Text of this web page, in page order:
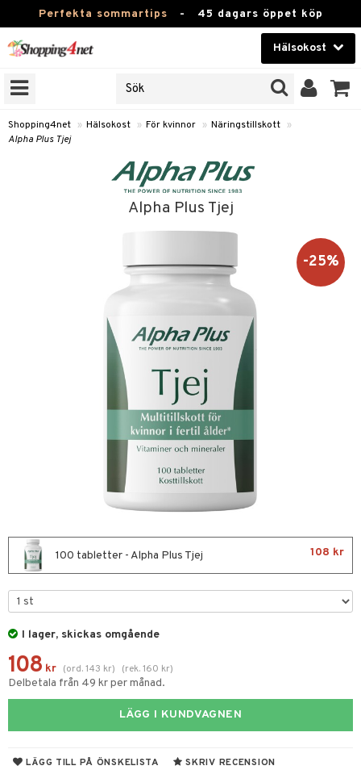
Perfekta sommartips - 45 dagars öppet köp
Hälsokost
Skönhet
Kontaktlinser
Leksaker, Barn & Baby
Shopping4net » Hälsokost » För kvinnor » Näringstillskott »
Alpha Plus Tjej
Alpha Plus Tjej
-25%
100 tabletter - Alpha Plus Tjej 108 kr
I lager, skickas omgående
108 kr (ord.143 kr) (rek.160 kr)
Delbetala från 49 kr per månad.
LÄGG I KUNDVAGNEN
LÄGG TILL PÅ ÖNSKELISTA
SKRIV RECENSION
& lindrande
naglar